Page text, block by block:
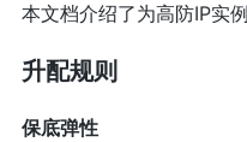
本文档介绍了为高防IP实
升配规则
保底弹性